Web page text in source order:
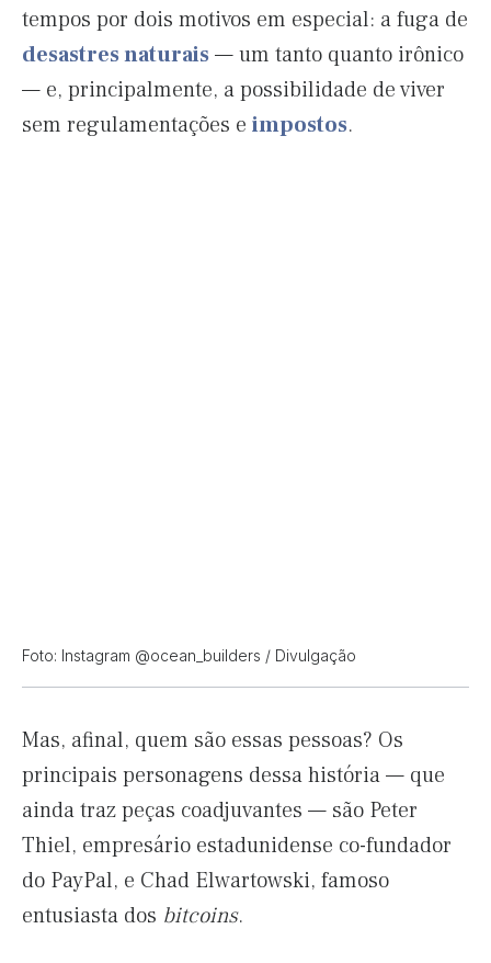
tempos por dois motivos em especial: a fuga de
desastres naturais — um tanto quanto irônico
— e, principalmente, a possibilidade de viver
sem regulamentações e impostos.
Foto: Instagram @ocean_builders / Divulgação
Mas, afinal, quem são essas pessoas? Os
principais personagens dessa história — que
ainda traz peças coadjuvantes — são Peter
Thiel, empresário estadunidense co-fundador
do PayPal, e Chad Elwartowski, famoso
entusiasta dos bitcoins.